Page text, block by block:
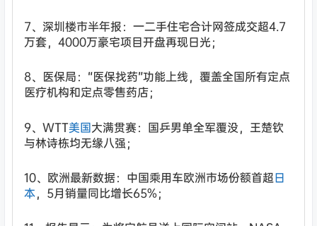
7、深圳楼市半年报：一二手住宅合计网签成交超4.7
万套，4000万豪宅项目开盘再现日光；
8、医保局：“医保找药”功能上线，覆盖全国所有定点
医疗机构和定点零售药店；
9、WTT美国大满贯赛：国乒男单全军覆没，王楚钦
与林诗栋均无缘八强；
10、欧洲最新数据：中国乘用车欧洲市场份额首超日
本，5月销量同比增长65%；